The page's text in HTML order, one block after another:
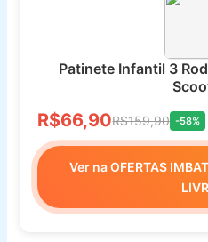
Patinete Infantil 3
R$66,90R$159,90 -58%
Ver na OFERTAS